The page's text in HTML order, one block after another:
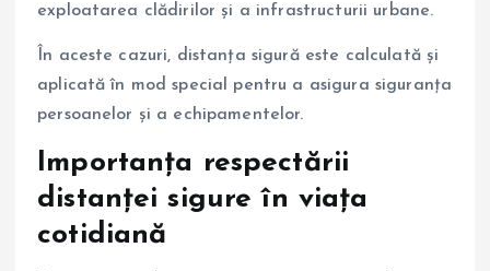
exploatarea clădirilor și a infrastructurii urbane.
În aceste cazuri, distanța sigură este calculată și
aplicată în mod special pentru a asigura siguranța
persoanelor și a echipamentelor.
Importanța respectării
distanței sigure în viața
cotidiană